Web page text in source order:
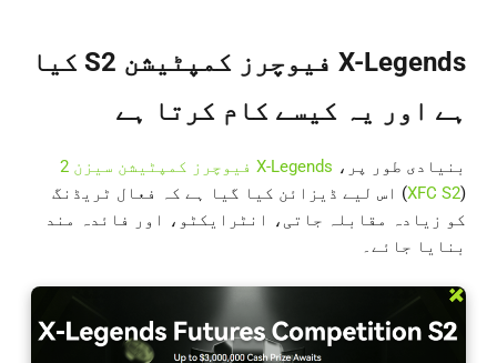
X-Legends فیوچرز کمپٹیشن S2 کیا
ہے اور یہ کیسے کام کرتا ہے
بنیادی طور پر، X-Legends فیوچرز کمپٹیشن سیزن 2
(
XFC S2) اس لیے ڈیزائن کیا گیا ہے کہ فعال ٹریڈنگ
کو زیادہ مقابلہ جاتی، انٹرایکٹو، اور فائدہ مند
بنایا جائے۔